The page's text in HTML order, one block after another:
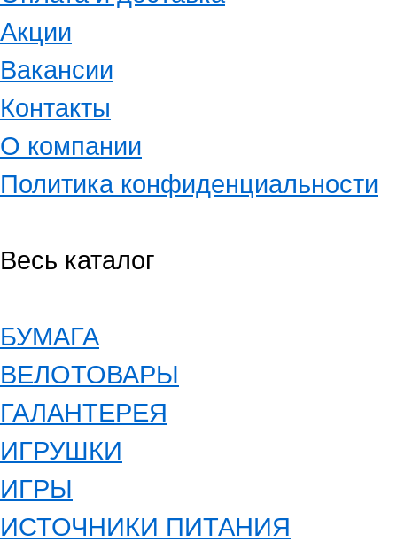
Акции
Вакансии
Контакты
О компании
Политика конфиденциальности
Весь каталог
БУМАГА
ВЕЛОТОВАРЫ
ГАЛАНТЕРЕЯ
ИГРУШКИ
ИГРЫ
ИСТОЧНИКИ ПИТАНИЯ